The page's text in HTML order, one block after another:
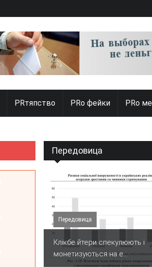
PRтяпство PRo фейки PRo
Передовица
Передовица
Клікбе йтери спекулюють і
монетизуються на е...